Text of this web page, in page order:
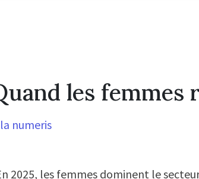
les femmes
numeris
2025, les femmes dominent le